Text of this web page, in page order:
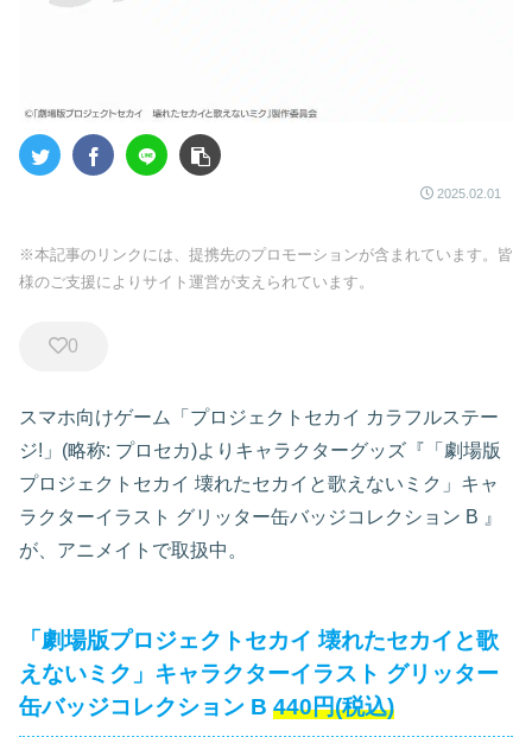
2025.02.01
※本記事のリンクには、提携先のプロモーションが含まれています。皆
様のご支援によりサイト運営が支えられています。
0
スマホ向けゲーム「プロジェクトセカイ カラフルステー
ジ!」(略称: プロセカ)よりキャラクターグッズ『「劇場版
プロジェクトセカイ 壊れたセカイと歌えないミク」キャ
ラクターイラスト グリッター缶バッジコレクション B 』
が、アニメイトで取扱中。
「劇場版プロジェクトセカイ 壊れたセカイと歌
えないミク」キャラクターイラスト グリッター
缶バッジコレクション B 440円(税込)